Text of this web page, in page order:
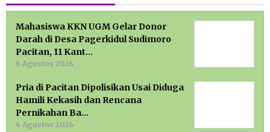
Mahasiswa KKN UGM Gelar Donor
Darah di Desa Pagerkidul Sudimoro
Pacitan, 11 Kant…
6 Agustus 2026
Pria di Pacitan Dipolisikan Usai Diduga
Hamili Kekasih dan Rencana
Pernikahan Ba…
4 Agustus 2026